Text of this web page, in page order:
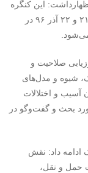
این کنگره
با هدف کاهش تصادفات و مرگ و میر ناشی از آن ۲۱ و ۲۲ آذر ۹۶ در
صلاحیت و
شیوه و مدل‌های
آسیب و اختلالات
بحث و گفت‌وگو در
ادامه داد: نقش
حمل و نقل،